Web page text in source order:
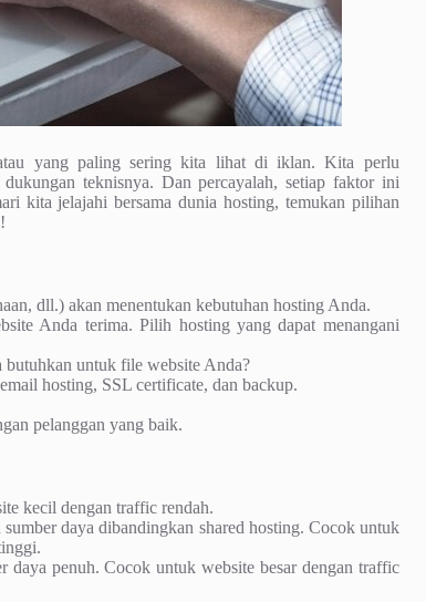
yang paling sering kita lihat di iklan. Kita perlu
teknisnya. Dan percayalah, setiap faktor ini
kita jelajahi bersama dunia hosting, temukan pilihan
dll.) akan menentukan kebutuhan hosting Anda.
Anda terima. Pilih hosting yang dapat menangani
butuhkan untuk file website Anda?
hosting, SSL certificate, dan backup.
pelanggan yang baik.
kecil dengan traffic rendah.
daya dibandingkan shared hosting. Cocok untuk
daya penuh. Cocok untuk website besar dengan traffic